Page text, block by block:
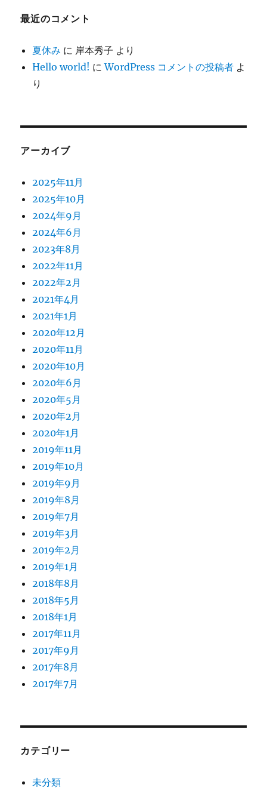
最近のコメント
夏休み に 岸本秀子 より
Hello world! にWordPress コメントの投稿者 よ
り
アーカイブ
2025年11月
2025年10月
2024年9月
2024年6月
2023年8月
2022年11月
2022年2月
2021年4月
2021年1月
2020年12月
2020年11月
2020年10月
2020年6月
2020年5月
2020年2月
2020年1月
2019年11月
2019年10月
2019年9月
2019年8月
2019年7月
2019年3月
2019年2月
2019年1月
2018年8月
2018年5月
2018年1月
2017年11月
2017年9月
2017年8月
2017年7月
カテゴリー
未分類